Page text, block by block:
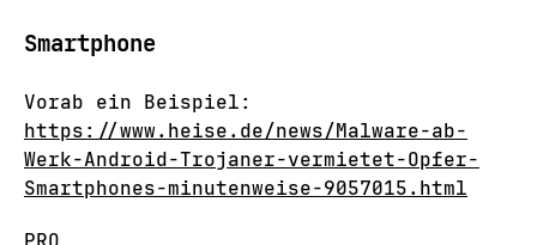
Smartphone
Vorab ein Beispiel:
https://www.heise.de/news/Malware-ab-
Werk-Android-Trojaner-vermietet-Opfer-
Smartphones-minutenweise-9057015.html